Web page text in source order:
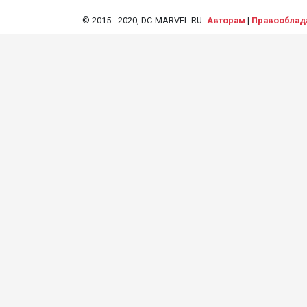
© 2015 - 2020, DC-MARVEL.RU. Авторам |